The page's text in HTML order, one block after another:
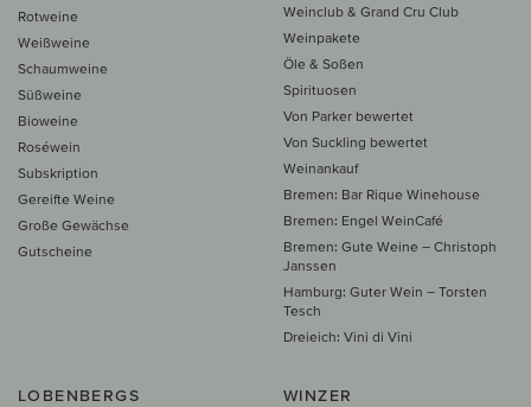
Rotweine
Weißweine
Schaumweine
Süßweine
Bioweine
Roséwein
Subskription
Gereifte Weine
Große Gewächse
Gutscheine
Weinclub & Grand Cru Club
Weinpakete
Öle & Soßen
Spirituosen
Von Parker bewertet
Von Suckling bewertet
Weinankauf
Bremen: Bar Rique Winehouse
Bremen: Engel WeinCafé
Bremen: Gute Weine – Christoph
Janssen
Hamburg: Guter Wein – Torsten
Tesch
Dreieich: Vini di Vini
LOBENBERGS WINZER